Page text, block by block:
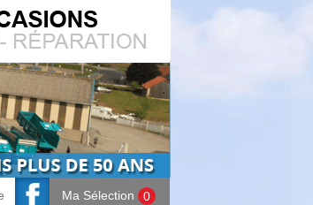
Ma Sélection 0